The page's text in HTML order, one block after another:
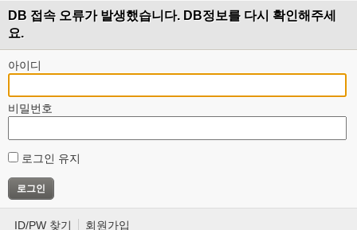
DB 접속 오류가 발생했습니다. DB정보를 다시 확인해주세
요.
아이디
비밀번호
로그인 유지
ID/PW 찾기 회원가입